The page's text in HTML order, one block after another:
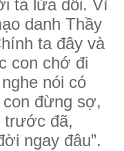
ta lừa dối. Vì
danh Thầy
ta đây và
con chớ đi
nói có
con đừng sợ,
trước đã,
ngay đâu”.